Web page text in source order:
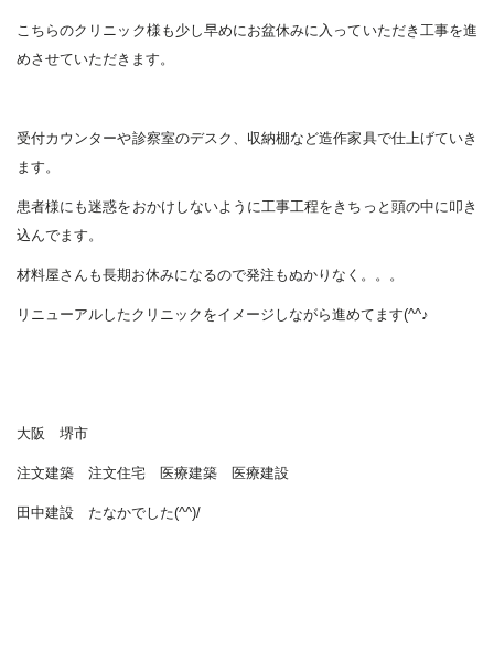
こちらのクリニック様も少し早めにお盆休みに入っていただき工事を進
めさせていただきます。
受付カウンターや診察室のデスク、収納棚など造作家具で仕上げていき
ます。
患者様にも迷惑をおかけしないように工事工程をきちっと頭の中に叩き
込んでます。
材料屋さんも長期お休みになるので発注もぬかりなく。。。
リニューアルしたクリニックをイメージしながら進めてます(^^♪
大阪 堺市
注文建築 注文住宅 医療建築 医療建設
田中建設 たなかでした(^^)/